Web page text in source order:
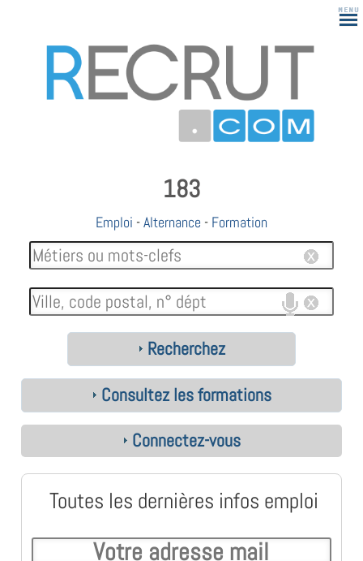
183
Emploi -Alternance - Formation
Recherchez
Consultez les formations
Connectez-vous
Toutes les dernières infos emploi